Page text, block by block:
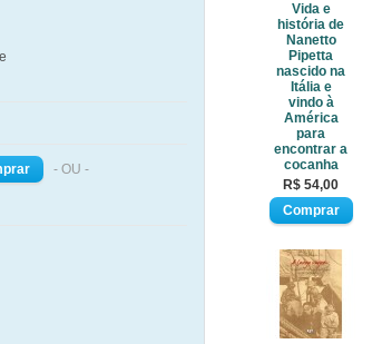
Vida e
história de
Nanetto
Pipetta
nascido na
Itália e
vindo à
América
para
encontrar a
cocanha
R$ 54,00
- OU -